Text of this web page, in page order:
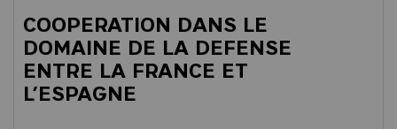
COOPERATION DANS LE
DOMAINE DE LA DEFENSE
ENTRE LA FRANCE ET
L’ESPAGNE